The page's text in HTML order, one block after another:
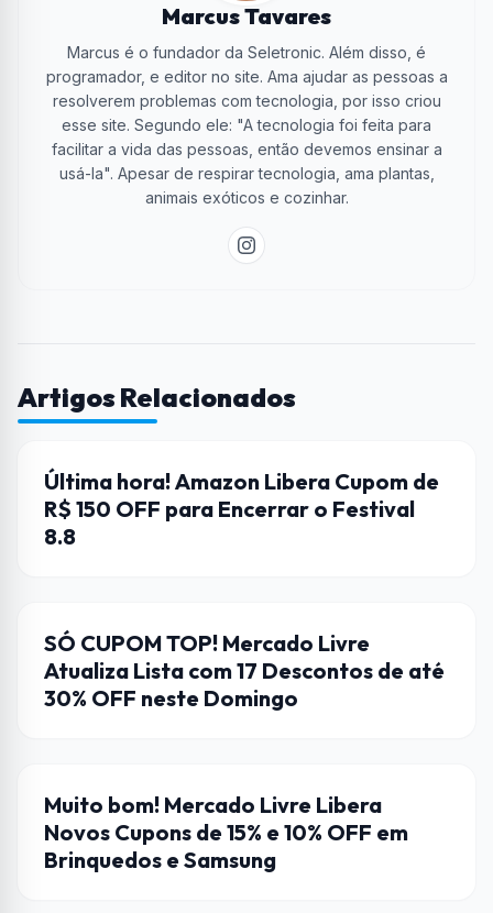
Marcus Tavares
Marcus é o fundador da Seletronic. Além disso, é
programador, e editor no site. Ama ajudar as pessoas a
resolverem problemas com tecnologia, por isso criou
esse site. Segundo ele: "A tecnologia foi feita para
facilitar a vida das pessoas, então devemos ensinar a
usá-la". Apesar de respirar tecnologia, ama plantas,
animais exóticos e cozinhar.
Artigos Relacionados
AMAZON
Última hora! Amazon Libera Cupom de
R$ 150 OFF para Encerrar o Festival
8.8
CUPONS DE DESCONTO
SÓ CUPOM TOP! Mercado Livre
Atualiza Lista com 17 Descontos de até
30% OFF neste Domingo
CUPONS DE DESCONTO
Muito bom! Mercado Livre Libera
Novos Cupons de 15% e 10% OFF em
Brinquedos e Samsung